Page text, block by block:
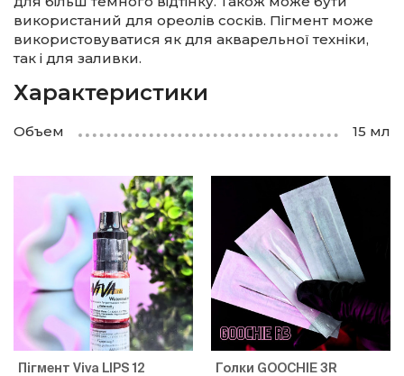
використаний для ореолів сосків. Пігмент може
використовуватися як для акварельної техніки,
так і для заливки.
Характеристики
Объем 15 мл
Пігмент Viva LIPS 12
Голки GOOCHIE 3R